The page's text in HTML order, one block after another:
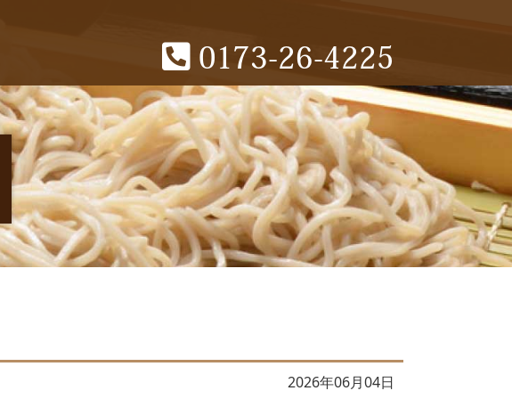
0173-26-4225
2026年06月04日